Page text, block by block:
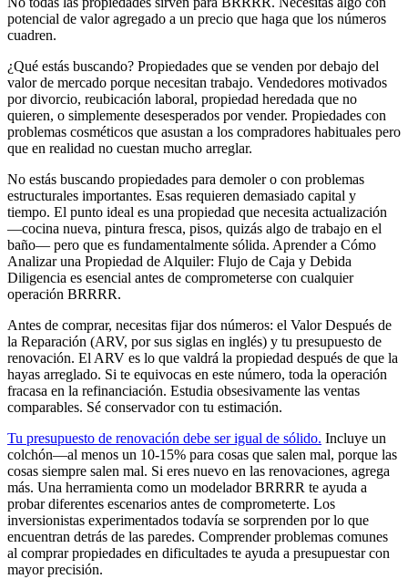
potencial de valor agregado a un precio que haga que los números
cuadren.
¿Qué estás buscando? Propiedades que se venden por debajo del
valor de mercado porque necesitan trabajo. Vendedores motivados
por divorcio, reubicación laboral, propiedad heredada que no
quieren, o simplemente desesperados por vender. Propiedades con
problemas cosméticos que asustan a los compradores habituales pero
que en realidad no cuestan mucho arreglar.
No estás buscando propiedades para demoler o con problemas
estructurales importantes. Esas requieren demasiado capital y
tiempo. El punto ideal es una propiedad que necesita actualización
—cocina nueva, pintura fresca, pisos, quizás algo de trabajo en el
baño— pero que es fundamentalmente sólida. Aprender a Cómo
Analizar una Propiedad de Alquiler: Flujo de Caja y Debida
Diligencia es esencial antes de comprometerse con cualquier
operación BRRRR.
Antes de comprar, necesitas fijar dos números: el Valor Después de
la Reparación (ARV, por sus siglas en inglés) y tu presupuesto de
renovación. El ARV es lo que valdrá la propiedad después de que la
hayas arreglado. Si te equivocas en este número, toda la operación
fracasa en la refinanciación. Estudia obsesivamente las ventas
comparables. Sé conservador con tu estimación.
Tu presupuesto de renovación debe ser igual de sólido. Incluye un
colchón—al menos un 10-15% para cosas que salen mal, porque las
cosas siempre salen mal. Si eres nuevo en las renovaciones, agrega
más. Una herramienta como un modelador BRRRR te ayuda a
probar diferentes escenarios antes de comprometerte. Los
inversionistas experimentados todavía se sorprenden por lo que
encuentran detrás de las paredes. Comprender problemas comunes
al comprar propiedades en dificultades te ayuda a presupuestar con
mayor precisión.